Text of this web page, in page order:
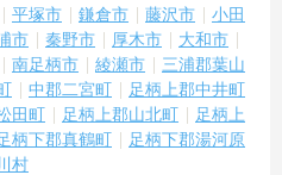
平塚市 鎌倉市 藤沢市
小田
市 秦野市 厚木市
大和市
南足柄市 綾瀬市
三浦郡葉山
中郡二宮町
足柄上郡中井町
田町 足柄上郡山北町
足柄上
柄下郡真鶴町
足柄下郡湯河原
村